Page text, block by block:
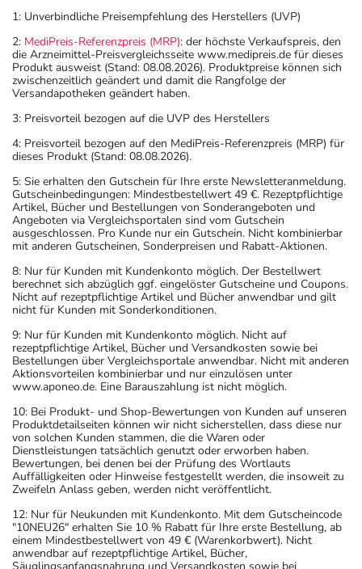
1: Unverbindliche Preisempfehlung des Herstellers (UVP)
2: MediPreis-Referenzpreis (MRP): der höchste Verkaufspreis, den
die Arzneimittel-Preisvergleichsseite www.medipreis.de für dieses
Produkt ausweist (Stand: 08.08.2026). Produktpreise können sich
zwischenzeitlich geändert und damit die Rangfolge der
Versandapotheken geändert haben.
3: Preisvorteil bezogen auf die UVP des Herstellers
4: Preisvorteil bezogen auf den MediPreis-Referenzpreis (MRP) für
dieses Produkt (Stand: 08.08.2026).
5: Sie erhalten den Gutschein für Ihre erste Newsletteranmeldung.
Gutscheinbedingungen: Mindestbestellwert 49 €. Rezeptpflichtige
Artikel, Bücher und Bestellungen von Sonderangeboten und
Angeboten via Vergleichsportalen sind vom Gutschein
ausgeschlossen. Pro Kunde nur ein Gutschein. Nicht kombinierbar
mit anderen Gutscheinen, Sonderpreisen und Rabatt-Aktionen.
8: Nur für Kunden mit Kundenkonto möglich. Der Bestellwert
berechnet sich abzüglich ggf. eingelöster Gutscheine und Coupons.
Nicht auf rezeptpflichtige Artikel und Bücher anwendbar und gilt
nicht für Kunden mit Sonderkonditionen.
9: Nur für Kunden mit Kundenkonto möglich. Nicht auf
rezeptpflichtige Artikel, Bücher und Versandkosten sowie bei
Bestellungen über Vergleichsportale anwendbar. Nicht mit anderen
Aktionsvorteilen kombinierbar und nur einzulösen unter
www.aponeo.de. Eine Barauszahlung ist nicht möglich.
10: Bei Produkt- und Shop-Bewertungen von Kunden auf unseren
Produktdetailseiten können wir nicht sicherstellen, dass diese nur
von solchen Kunden stammen, die die Waren oder
Dienstleistungen tatsächlich genutzt oder erworben haben.
Bewertungen, bei denen bei der Prüfung des Wortlauts
Auffälligkeiten oder Hinweise festgestellt werden, die insoweit zu
Zweifeln Anlass geben, werden nicht veröffentlicht.
12: Nur für Neukunden mit Kundenkonto. Mit dem Gutscheincode
"10NEU26" erhalten Sie 10 % Rabatt für Ihre erste Bestellung, ab
einem Mindestbestellwert von 49 € (Warenkorbwert). Nicht
anwendbar auf rezeptpflichtige Artikel, Bücher,